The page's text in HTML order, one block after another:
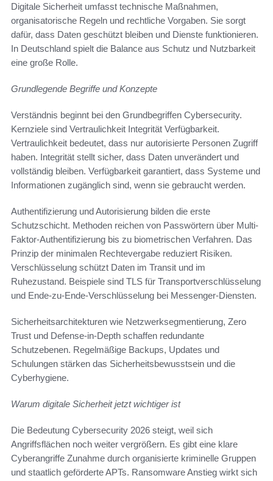
Digitale Sicherheit umfasst technische Maßnahmen,
organisatorische Regeln und rechtliche Vorgaben. Sie sorgt
dafür, dass Daten geschützt bleiben und Dienste funktionieren.
In Deutschland spielt die Balance aus Schutz und Nutzbarkeit
eine große Rolle.
Grundlegende Begriffe und Konzepte
Verständnis beginnt bei den Grundbegriffen Cybersecurity.
Kernziele sind Vertraulichkeit Integrität Verfügbarkeit.
Vertraulichkeit bedeutet, dass nur autorisierte Personen Zugriff
haben. Integrität stellt sicher, dass Daten unverändert und
vollständig bleiben. Verfügbarkeit garantiert, dass Systeme und
Informationen zugänglich sind, wenn sie gebraucht werden.
Authentifizierung und Autorisierung bilden die erste
Schutzschicht. Methoden reichen von Passwörtern über Multi-
Faktor-Authentifizierung bis zu biometrischen Verfahren. Das
Prinzip der minimalen Rechtevergabe reduziert Risiken.
Verschlüsselung schützt Daten im Transit und im
Ruhezustand. Beispiele sind TLS für Transportverschlüsselung
und Ende-zu-Ende-Verschlüsselung bei Messenger-Diensten.
Sicherheitsarchitekturen wie Netzwerksegmentierung, Zero
Trust und Defense-in-Depth schaffen redundante
Schutzebenen. Regelmäßige Backups, Updates und
Schulungen stärken das Sicherheitsbewusstsein und die
Cyberhygiene.
Warum digitale Sicherheit jetzt wichtiger ist
Die Bedeutung Cybersecurity 2026 steigt, weil sich
Angriffsflächen noch weiter vergrößern. Es gibt eine klare
Cyberangriffe Zunahme durch organisierte kriminelle Gruppen
und staatlich geförderte APTs. Ransomware Anstieg wirkt sich